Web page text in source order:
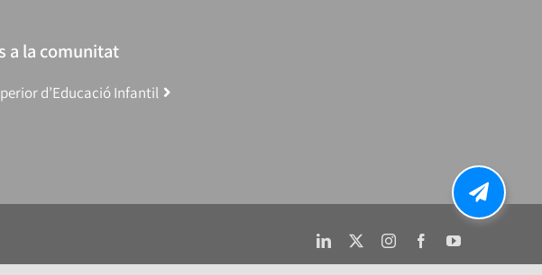
a la comunitat
d’Educació Infantil
LinkedIn InstagramFacebookYouTube